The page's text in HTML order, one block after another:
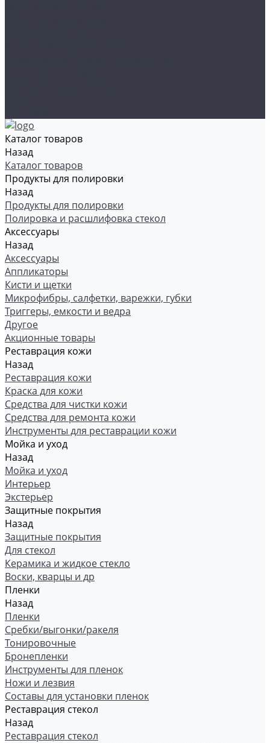
Каталог товаров
Назад
Каталог товаров
Продукты для полировки
Назад
Продукты для полировки
Полировка и расшлифовка стекол
Аксессуары
Назад
Аксессуары
Аппликаторы
Кисти и щетки
Микрофибры, салфетки, варежки, губки
Триггеры, емкости и ведра
Другое
Акционные товары
Реставрация кожи
Назад
Реставрация кожи
Краска для кожи
Средства для чистки кожи
Средства для ремонта кожи
Инструменты для реставрации кожи
Мойка и уход
Назад
Мойка и уход
Интерьер
Экстерьер
Защитные покрытия
Назад
Защитные покрытия
Для стекол
Керамика и жидкое стекло
Воски, кварцы и др
Пленки
Назад
Пленки
Сребки/выгонки/ракеля
Тонировочные
Бронепленки
Инструменты для пленок
Ножи и лезвия
Составы для установки пленок
Реставрация стекол
Назад
Реставрация стекол